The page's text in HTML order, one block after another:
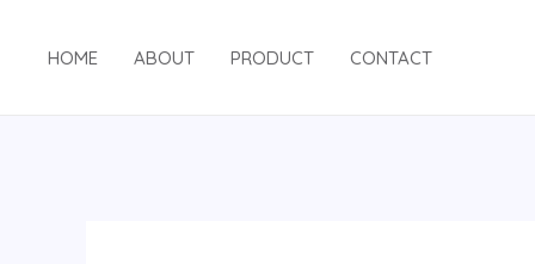
HOME ABOUT PRODUCT CONTACT